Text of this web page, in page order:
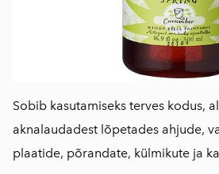
Sobib kasutamiseks terves kodus,
aknalaudadest lõpetades ahjude,
plaatide, põrandate, külmikute ja